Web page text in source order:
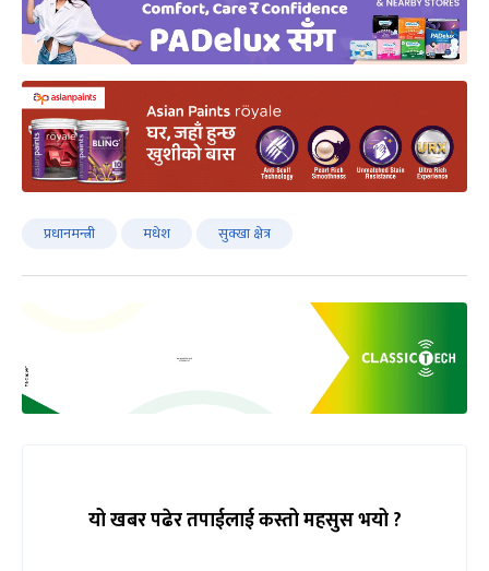
प्रधानमन्त्री मधेश सुक्खा क्षेत्र
यो खबर पढेर तपाईलाई कस्तो महसुस भयो ?